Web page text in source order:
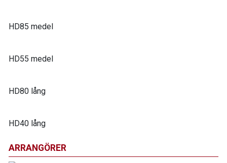
ARRANGÖRER
HD85 medel
HD55 medel
HD80 lång
HD40 lång